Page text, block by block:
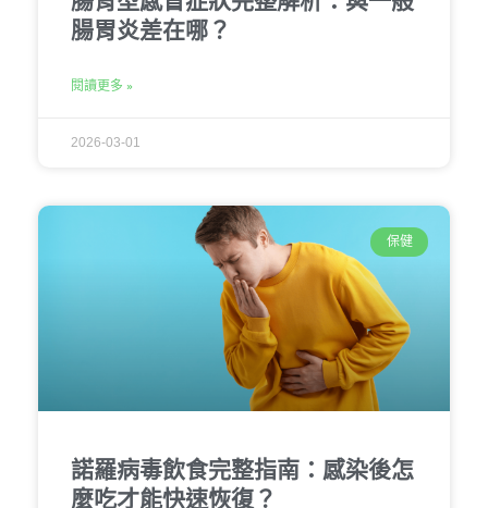
腸胃炎差在哪？
閱讀更多 »
2026-03-01
保健
諾羅病毒飲食完整指南：感染後怎
麼吃才能快速恢復？